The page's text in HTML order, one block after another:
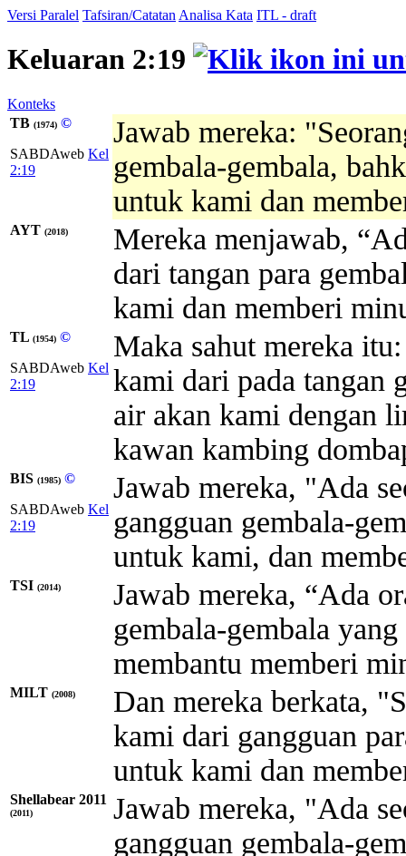
Versi Paralel Tafsiran/Catatan Analisa Kata ITL - draft
Keluaran 2:19
Konteks
TB (1974) ©
SABDAweb Kel
2:19
Jawab mereka:
gembala-gembala,
untuk kami dan
AYT (2018)
Mereka menjawab,
dari tangan para
kami dan memberi
TL (1954) ©
SABDAweb Kel
2:19
Maka sahut mereka
kami dari pada tangan
air akan kami dengan
kawan kambing
BIS (1985) ©
SABDAweb Kel
2:19
Jawab mereka, "Ada
gangguan gembala-
untuk kami, dan
TSI (2014)
Jawab mereka, “Ada
gembala-gembala
membantu memberi
MILT (2008)
Dan mereka berkata,
kami dari gangguan
untuk kami dan
Shellabear 2011
(2011)
Jawab mereka, "Ada
gangguan gembala-